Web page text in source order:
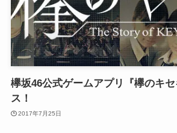
欅坂46公式ゲームアプリ『欅のキ
ス！
2017年7月25日